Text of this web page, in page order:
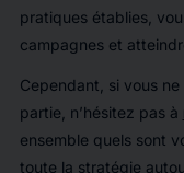
pratiques établies,
campagnes et
Cependant, si vous
partie, n’hésitez pas à
ensemble quels sont
toute la stratégie